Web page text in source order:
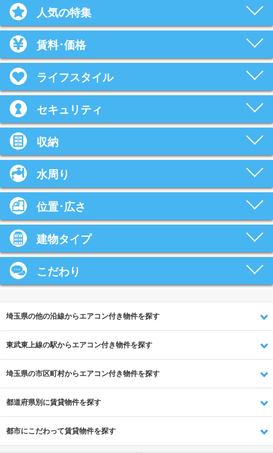
人気の特集
賃料･価格
ライフスタイル
セキュリティ
収納
水周り
位置･広さ
建物タイプ
こだわり
埼玉県の他の沿線からエアコン付き物件を探す
東武東上線の駅からエアコン付き物件を探す
埼玉県の市区町村からエアコン付き物件を探す
都道府県別に賃貸物件を探す
都市にこだわって賃貸物件を探す